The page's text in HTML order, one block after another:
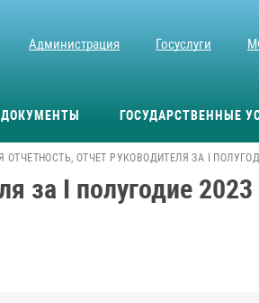
Администрация Госуслуги
ДОКУМЕНТЫ ГОСУДАРСТВЕННЫЕ
ОТЧЕТНОСТЬ, ОТЧЕТ РУКОВОДИТЕЛЯ ЗА I
за I полугодие